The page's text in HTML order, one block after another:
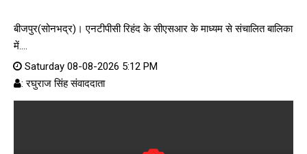
बीजपुर(सोनभद्र)। एनटीपीसी रिहंद के सीएसआर के माध्यम से संचालित बालिका
में....
Saturday 08-08-2026 5:12 PM
: रघुराज सिंह संवाददाता